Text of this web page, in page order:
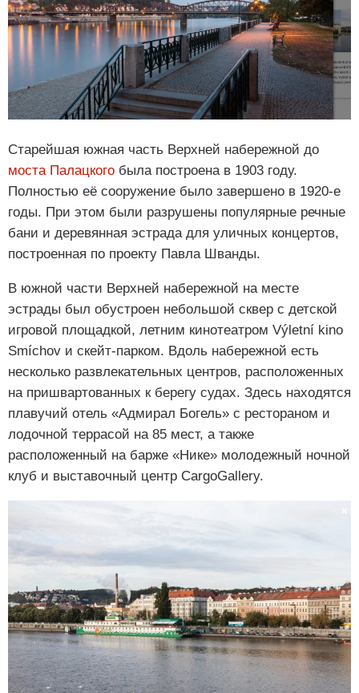
Старейшая южная часть Верхней набережной до
моста Палацкого была построена в 1903 году.
Полностью её сооружение было завершено в 1920-е
годы. При этом были разрушены популярные речные
бани и деревянная эстрада для уличных концертов,
построенная по проекту Павла Шванды.
В южной части Верхней набережной на месте
эстрады был обустроен небольшой сквер с детской
игровой площадкой, летним кинотеатром Výletní kino
Smíchov и скейт-парком. Вдоль набережной есть
несколько развлекательных центров, расположенных
на пришвартованных к берегу судах. Здесь находятся
плавучий отель «Адмирал Богель» с рестораном и
лодочной террасой на 85 мест, а также
расположенный на барже «Нике» молодежный ночной
клуб и выставочный центр CargoGallery.